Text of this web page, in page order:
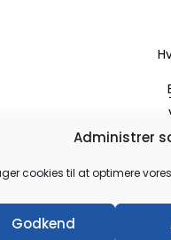
Administrer
cookies til at optimere
Godkend